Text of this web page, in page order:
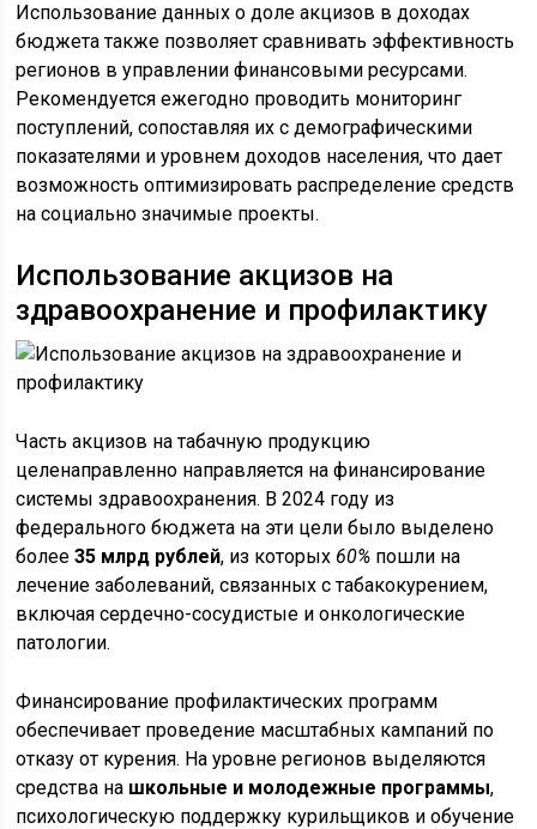
Использование данных о доле акцизов в доходах
бюджета также позволяет сравнивать эффективность
регионов в управлении финансовыми ресурсами.
Рекомендуется ежегодно проводить мониторинг
поступлений, сопоставляя их с демографическими
показателями и уровнем доходов населения, что дает
возможность оптимизировать распределение средств
на социально значимые проекты.
Использование акцизов на
здравоохранение и профилактику
Часть акцизов на табачную продукцию
целенаправленно направляется на финансирование
системы здравоохранения. В 2024 году из
федерального бюджета на эти цели было выделено
более35 млрд рублей, из которых 60% пошли на
лечение заболеваний, связанных с табакокурением,
включая сердечно-сосудистые и онкологические
патологии.
Финансирование профилактических программ
обеспечивает проведение масштабных кампаний по
отказу от курения. На уровне регионов выделяются
средства на школьные и молодежные программы,
психологическую поддержку курильщиков и обучение